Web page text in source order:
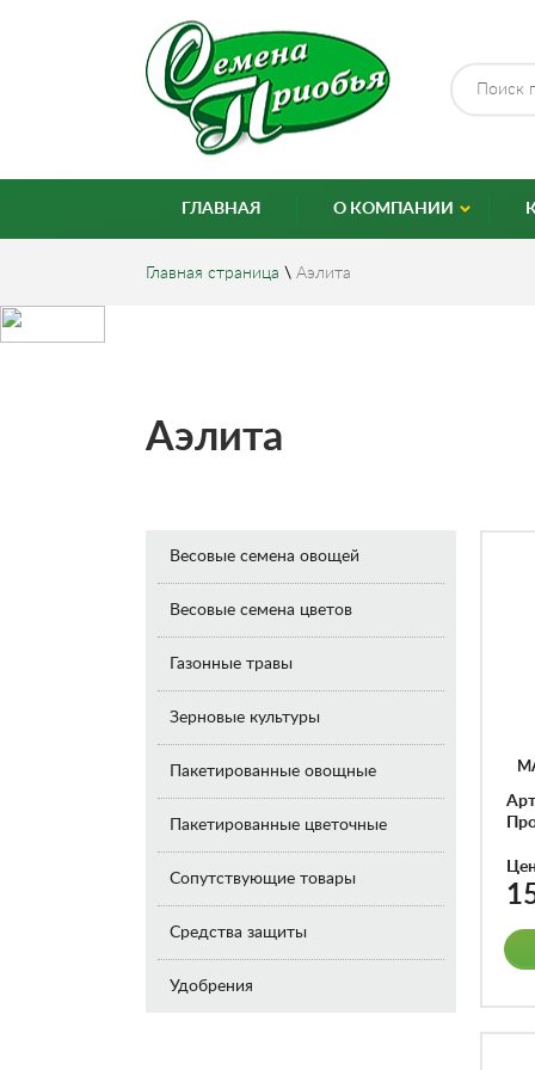
ГЛАВНАЯ О КОМПАНИИ
Главная страница \ Аэлита
Аэлита
Весовые семена овощей
Весовые семена цветов
Газонные травы
Зерновые культуры
Пакетированные овощные
Пакетированные цветочные
Сопутствующие товары
Средства защиты
Удобрения